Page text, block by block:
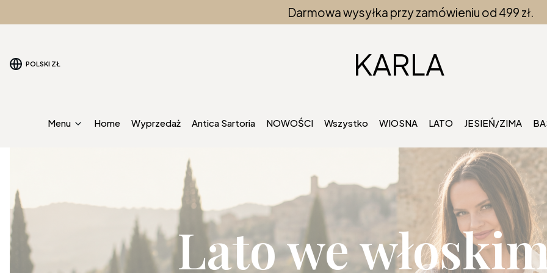
Darmowa wysyłka przy zamówieniu od 499 zł.
POLSKI ZŁ KARLA
Menu Home Wyprzedaż Antica Sartoria NOWOŚCI Wszystko WIOSNA LATO JESIEŃ/ZIMA
Lato we